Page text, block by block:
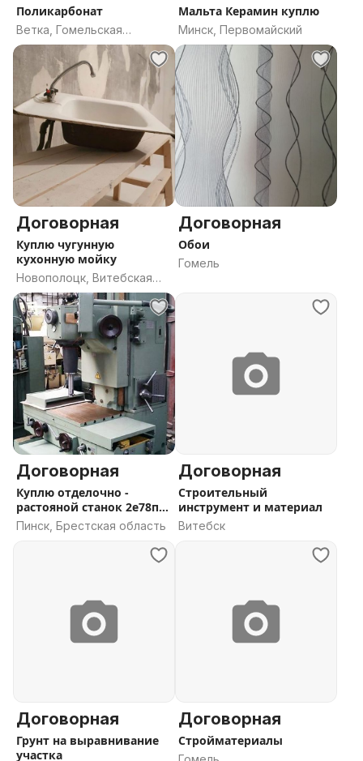
Поликарбонат
Ветка, Гомельская
область
Мальта Керамин куплю
Минск, Первомайский
Договорная
Куплю чугунную
кухонную мойку
Новополоцк, Витебская
область
Договорная
Обои
Гомель
Договорная
Куплю отделочно -
растояной станок 2е78п
,2733
Пинск, Брестская область
Договорная
Строительный
инструмент и материал
Витебск
Договорная
Грунт на выравнивание
участка
Договорная
Стройматериалы